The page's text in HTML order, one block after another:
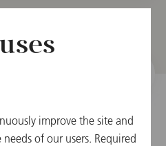
ーの設定
improve the site and
of our users. Required